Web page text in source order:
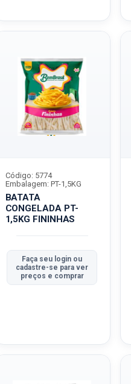
BATATA
CONGELADA PT-
1,5KG FININHAS
Código: 5774
Embalagem: PT-1,5KG
Faça seu login ou
cadastre-se para ver
preços e comprar